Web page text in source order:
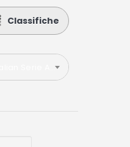
Classifiche
Serie A 2023-2024